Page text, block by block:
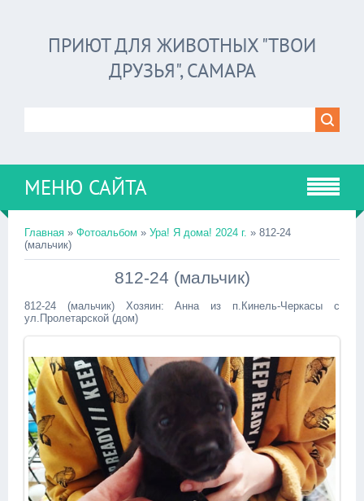
ПРИЮТ ДЛЯ ЖИВОТНЫХ "ТВОИ
ДРУЗЬЯ", САМАРА
МЕНЮ САЙТА
Главная » Фотоальбом » Ура! Я дома! 2024 г. » 812-24
(мальчик)
812-24 (мальчик)
812-24 (мальчик) Хозяин: Анна из п.Кинель-Черкасы с
ул.Пролетарской (дом)